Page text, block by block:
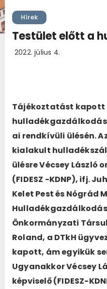
Hírek
Testület előtt a
2022. július 4.
Tájékoztatást kapott
ai rendkívüli ülésén.
kialakult
ülésre Vécsey László
(FIDESZ -KDNP), ifj.
Kelet Pest és Nógrád
Önkormányzati
Roland, a DTkH
kapott, ám egyikük
Ugyanakkor Vécsey
képviselő (FIDESZ-